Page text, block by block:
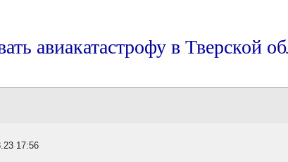
авиакатастрофу в Тверской
17:56